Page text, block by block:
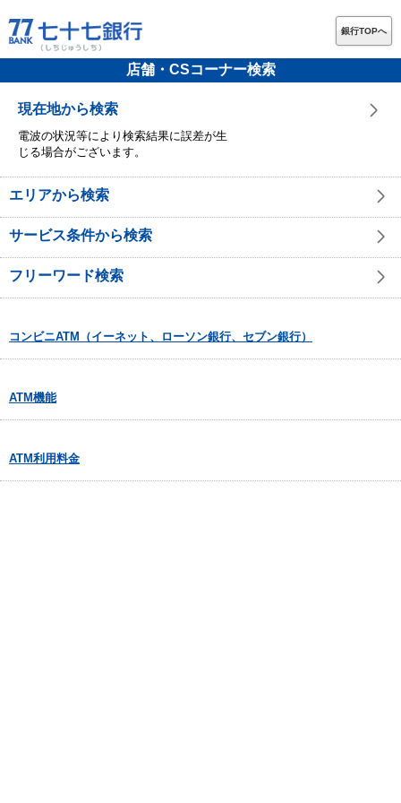
銀行TOPへ
店舗・CSコーナー検索
現在地から検索
電波の状況等により検索結果に誤差が生
じる場合がございます。
エリアから検索
サービス条件から検索
フリーワード検索
コンビニATM（イーネット、ローソン銀行、セブン銀行）
ATM機能
ATM利用料金